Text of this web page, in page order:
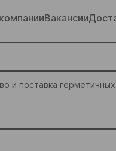
Вакансии
и поставка